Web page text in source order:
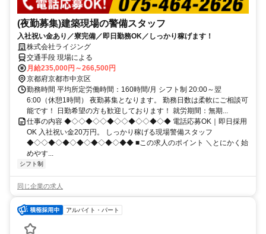
(夜勤募集)建築現場の警備スタッフ
入社祝い金あり／寮完備／即日勤務OK／しっかり稼げます！
株式会社ライジング
交通手段 現場による
月給235,000円～266,500円
京都府京都市中京区
勤務時間 平均所定労働時間：160時間/月 シフト制 20:00～翌
6:00（休憩1時間） 夜勤募集となります。 勤務日数は柔軟にご相談可
能です！ 日勤希望の方も歓迎しております！ 就労期間：無期...
仕事の内容 ◆◇◇◆◇◇◆◇◇◆◇◇◆◇◆ 電話応募OK｜即日採用
OK 入社祝い金20万円。 しっかり稼げる現場警備スタッフ
◆◇◇◆◇◆◇◆◇◆◇◆◇◆◆ ■この求人のポイント ＼とにかく始
めやす...
シフト制
同じ企業の求人
アルバイト・パート